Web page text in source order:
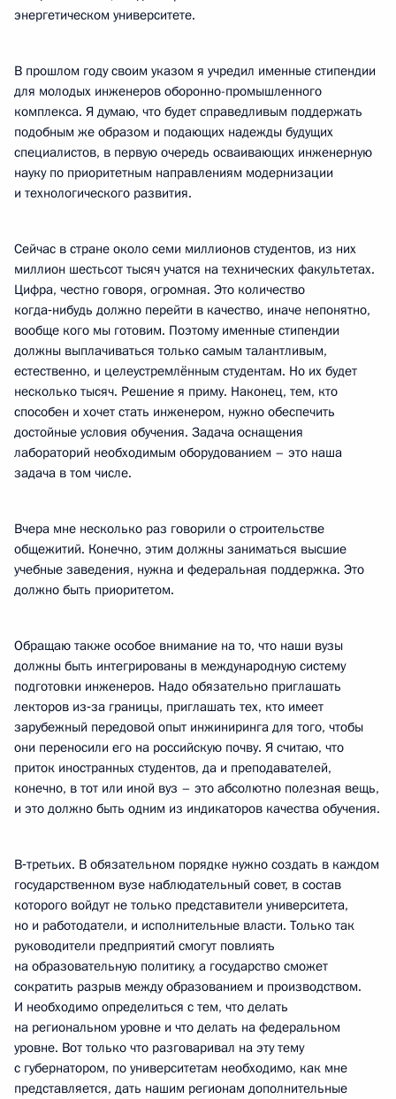
энергетическом университете.
В прошлом году своим указом я учредил именные стипендии
для молодых инженеров оборонно-промышленного
комплекса. Я думаю, что будет справедливым поддержать
подобным же образом и подающих надежды будущих
специалистов, в первую очередь осваивающих инженерную
науку по приоритетным направлениям модернизации
и технологического развития.
Сейчас в стране около семи миллионов студентов, из них
миллион шестьсот тысяч учатся на технических факультетах.
Цифра, честно говоря, огромная. Это количество
когда‑нибудь должно перейти в качество, иначе непонятно,
вообще кого мы готовим. Поэтому именные стипендии
должны выплачиваться только самым талантливым,
естественно, и целеустремлённым студентам. Но их будет
несколько тысяч. Решение я приму. Наконец, тем, кто
способен и хочет стать инженером, нужно обеспечить
достойные условия обучения. Задача оснащения
лабораторий необходимым оборудованием – это наша
задача в том числе.
Вчера мне несколько раз говорили о строительстве
общежитий. Конечно, этим должны заниматься высшие
учебные заведения, нужна и федеральная поддержка. Это
должно быть приоритетом.
Обращаю также особое внимание на то, что наши вузы
должны быть интегрированы в международную систему
подготовки инженеров. Надо обязательно приглашать
лекторов из‑за границы, приглашать тех, кто имеет
зарубежный передовой опыт инжиниринга для того, чтобы
они переносили его на российскую почву. Я считаю, что
приток иностранных студентов, да и преподавателей,
конечно, в тот или иной вуз – это абсолютно полезная вещь,
и это должно быть одним из индикаторов качества обучения.
В‑третьих. В обязательном порядке нужно создать в каждом
государственном вузе наблюдательный совет, в состав
которого войдут не только представители университета,
но и работодатели, и исполнительные власти. Только так
руководители предприятий смогут повлиять
на образовательную политику, а государство сможет
сократить разрыв между образованием и производством.
И необходимо определиться с тем, что делать
на региональном уровне и что делать на федеральном
уровне. Вот только что разговаривал на эту тему
с губернатором, по университетам необходимо, как мне
представляется, дать нашим регионам дополнительные